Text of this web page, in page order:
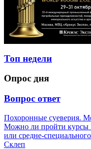
Топ недели
Опрос дня
Вопрос ответ
Похоронные суеверия.
Можно ли пройти курсы
или средне-
Склеп